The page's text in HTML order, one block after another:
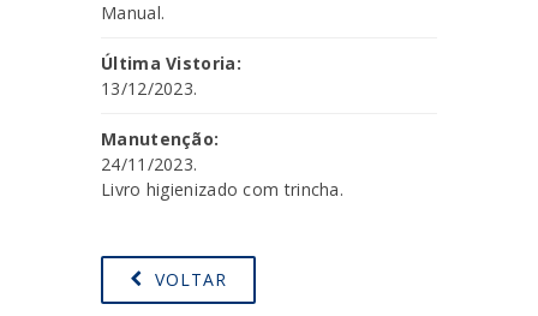
Manual.
Última Vistoria:
13/12/2023.
Manutenção:
24/11/2023.
Livro higienizado com trincha.
VOLTAR